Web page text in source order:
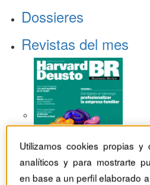
Dossieres
Revistas del mes
Utilizamos cookies propias
analíticos y para mostrarte
en base a un perfil elaborado